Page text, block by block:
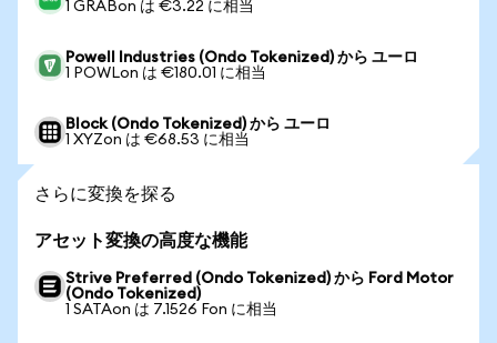
1 GRABon は €3.22 に相当
Powell Industries (Ondo Tokenized) から ユーロ
1 POWLon は €180.01 に相当
Block (Ondo Tokenized) から ユーロ
1 XYZon は €68.53 に相当
さらに変換を探る
アセット変換の高度な機能
Strive Preferred (Ondo Tokenized) から Ford Motor
(Ondo Tokenized)
1 SATAon は 7.1526 Fon に相当